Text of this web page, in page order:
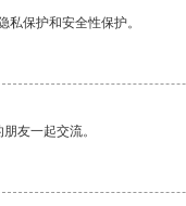
保护和安全性保护。
友一起交流。